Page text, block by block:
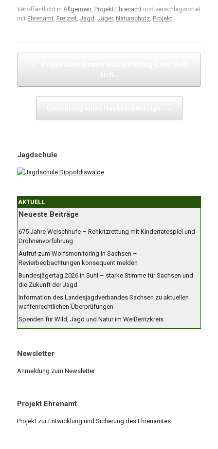
Veröffentlicht in Allgemein, Projekt Ehrenamt und verschlagwortet
mit Ehrenamt, Freizeit, Jagd , Jäger, Naturschutz, Projekt.
Jagdschule
AKTUELL
Neueste Beiträge
675 Jahre Welschhufe – Rehkitzrettung mit Kinderratespiel und
Drohnenvorführung
Aufruf zum Wolfsmonitoring in Sachsen –
Revierbeobachtungen konsequent melden
Bundesjägertag 2026 in Suhl – starke Stimme für Sachsen und
die Zukunft der Jagd
Information des Landesjagdverbandes Sachsen zu aktuellen
waffenrechtlichen Überprüfungen
Spenden für Wild, Jagd und Natur im Weißeritzkreis
Newsletter
Anmeldung zum Newsletter
Projekt Ehrenamt
Projekt zur Entwicklung und Sicherung des Ehrenamtes